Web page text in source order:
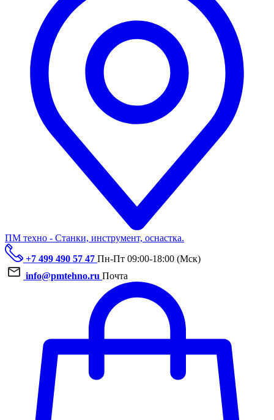
ПМ техно - Станки, инструмент, оснастка.
+7 499 490 57 47 Пн-Пт 09:00-18:00 (Мск)
info@pmtehno.ru Почта